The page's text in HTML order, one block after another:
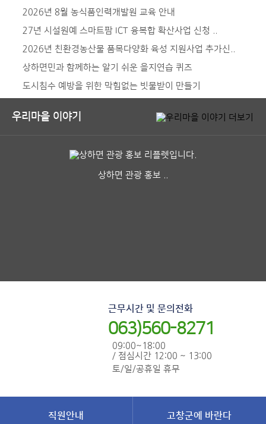
2026년 8월 농식품인력개발원 교육 안내
27년 시설원예 스마트팜 ICT 융복합 확산사업 신청 ..
2026년 친환경농산물 품목다양화 육성 지원사업 추가신..
상하면민과 함께하는 알기 쉬운 을지연습 퀴즈
도시침수 예방을 위한 막힘없는 빗물받이 만들기
우리마을 이야기
상하면 관광 홍보 ..
근무시간 및 문의전화
063)560-8271
09:00~18:00
/ 점심시간 12:00 ~ 13:00
토/일/공휴일 휴무
직원안내 고창군에 바란다